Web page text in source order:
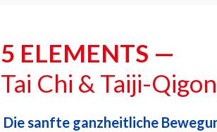
5 ELEMENTS —
Tai Chi & Taiji-
Die sanfte ganzheitliche